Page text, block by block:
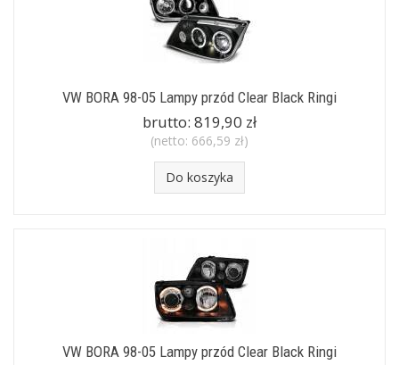
VW BORA 98-05 Lampy przód Clear Black Ringi
brutto: 819,90 zł
(netto: 666,59 zł)
Do koszyka
VW BORA 98-05 Lampy przód Clear Black Ringi